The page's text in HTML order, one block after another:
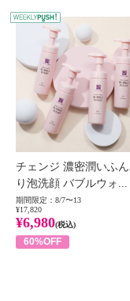
チェンジ 濃密潤いふ
り泡洗顔 バブルウォ...
期間限定：8/7〜13
¥17,820
¥6,980(税込)
60%OFF